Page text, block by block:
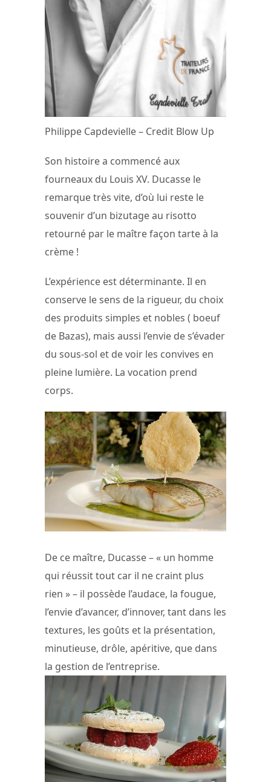
Philippe Capdevielle – Credit Blow Up
Son histoire a commencé aux
fourneaux du Louis XV. Ducasse le
remarque très vite, d’où lui reste le
souvenir d’un bizutage au risotto
retourné par le maître façon tarte à la
crème !
L’expérience est déterminante. Il en
conserve le sens de la rigueur, du choix
des produits simples et nobles ( boeuf
de Bazas), mais aussi l’envie de s’évader
du sous-sol et de voir les convives en
pleine lumière. La vocation prend
corps.
De ce maître, Ducasse – « un homme
qui réussit tout car il ne craint plus
rien » – il possède l’audace, la fougue,
l’envie d’avancer, d’innover, tant dans les
textures, les goûts et la présentation,
minutieuse, drôle, apéritive, que dans
la gestion de l’entreprise.